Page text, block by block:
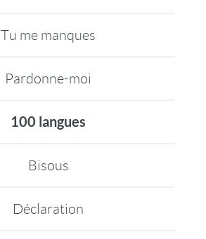
Tu me manques
Pardonne-moi
100 langues
Bisous
Déclaration